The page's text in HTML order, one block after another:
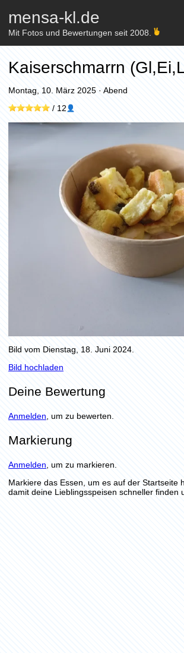
mensa-kl.de
Mit Fotos und Bewertungen seit 2008.
Kaiserschmarrn
Montag, 10. März 2025 · Abend
/ 12
Bild vom Dienstag, 18. Juni 2024.
Bild hochladen
Deine Bewertung
Anmelden , um zu bewerten.
Markierung
Anmelden , um zu markieren.
Markiere das Essen, um es auf der Startseite
damit deine Lieblingsspeisen schneller finden